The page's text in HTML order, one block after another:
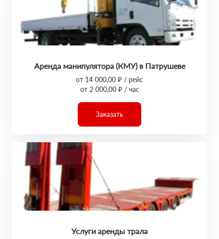
Аренда манипулятора (КМУ) в Патрушеве
от 14 000,00 ₽ / рейс
от 2 000,00 ₽ / час
Заказать
Услуги аренды трала